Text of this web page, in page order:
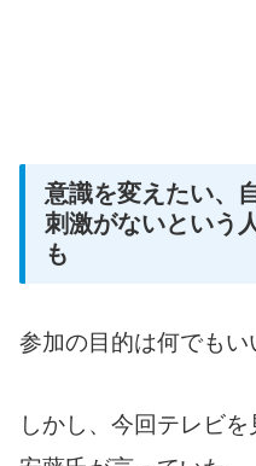
意識を変えたい、
刺激がないという
も
参加の目的は何でもい
しかし、今回テレビを